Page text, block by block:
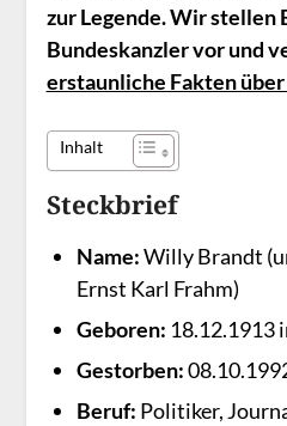
zur Legende. Wir stellen
Bundeskanzler vor und
erstaunliche Fakten über
Inhalt
Steckbrief
Name:Willy Brandt
Ernst Karl Frahm)
Geboren: 18.12.1913
Gestorben:
Beruf: Politiker,